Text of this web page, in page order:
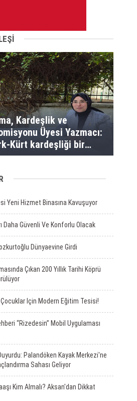
Kardeşlik ve
Üyesi Yazmacı:
Kürt kardeşliği bir
toprakların
Yeni Hizmet Binasına Kavuşuyor
Daha Güvenli Ve Konforlu Olacak
Dünyaevine Girdi
Çıkan 200 Yıllık Tarihi Köprü
Çocuklar Için Modern Eğitim Tesisi!
“Rizedesin” Mobil Uygulaması
Palandöken Kayak Merkezi'ne
Sahası Geliyor
Kim Almalı? Aksan'dan Dikkat